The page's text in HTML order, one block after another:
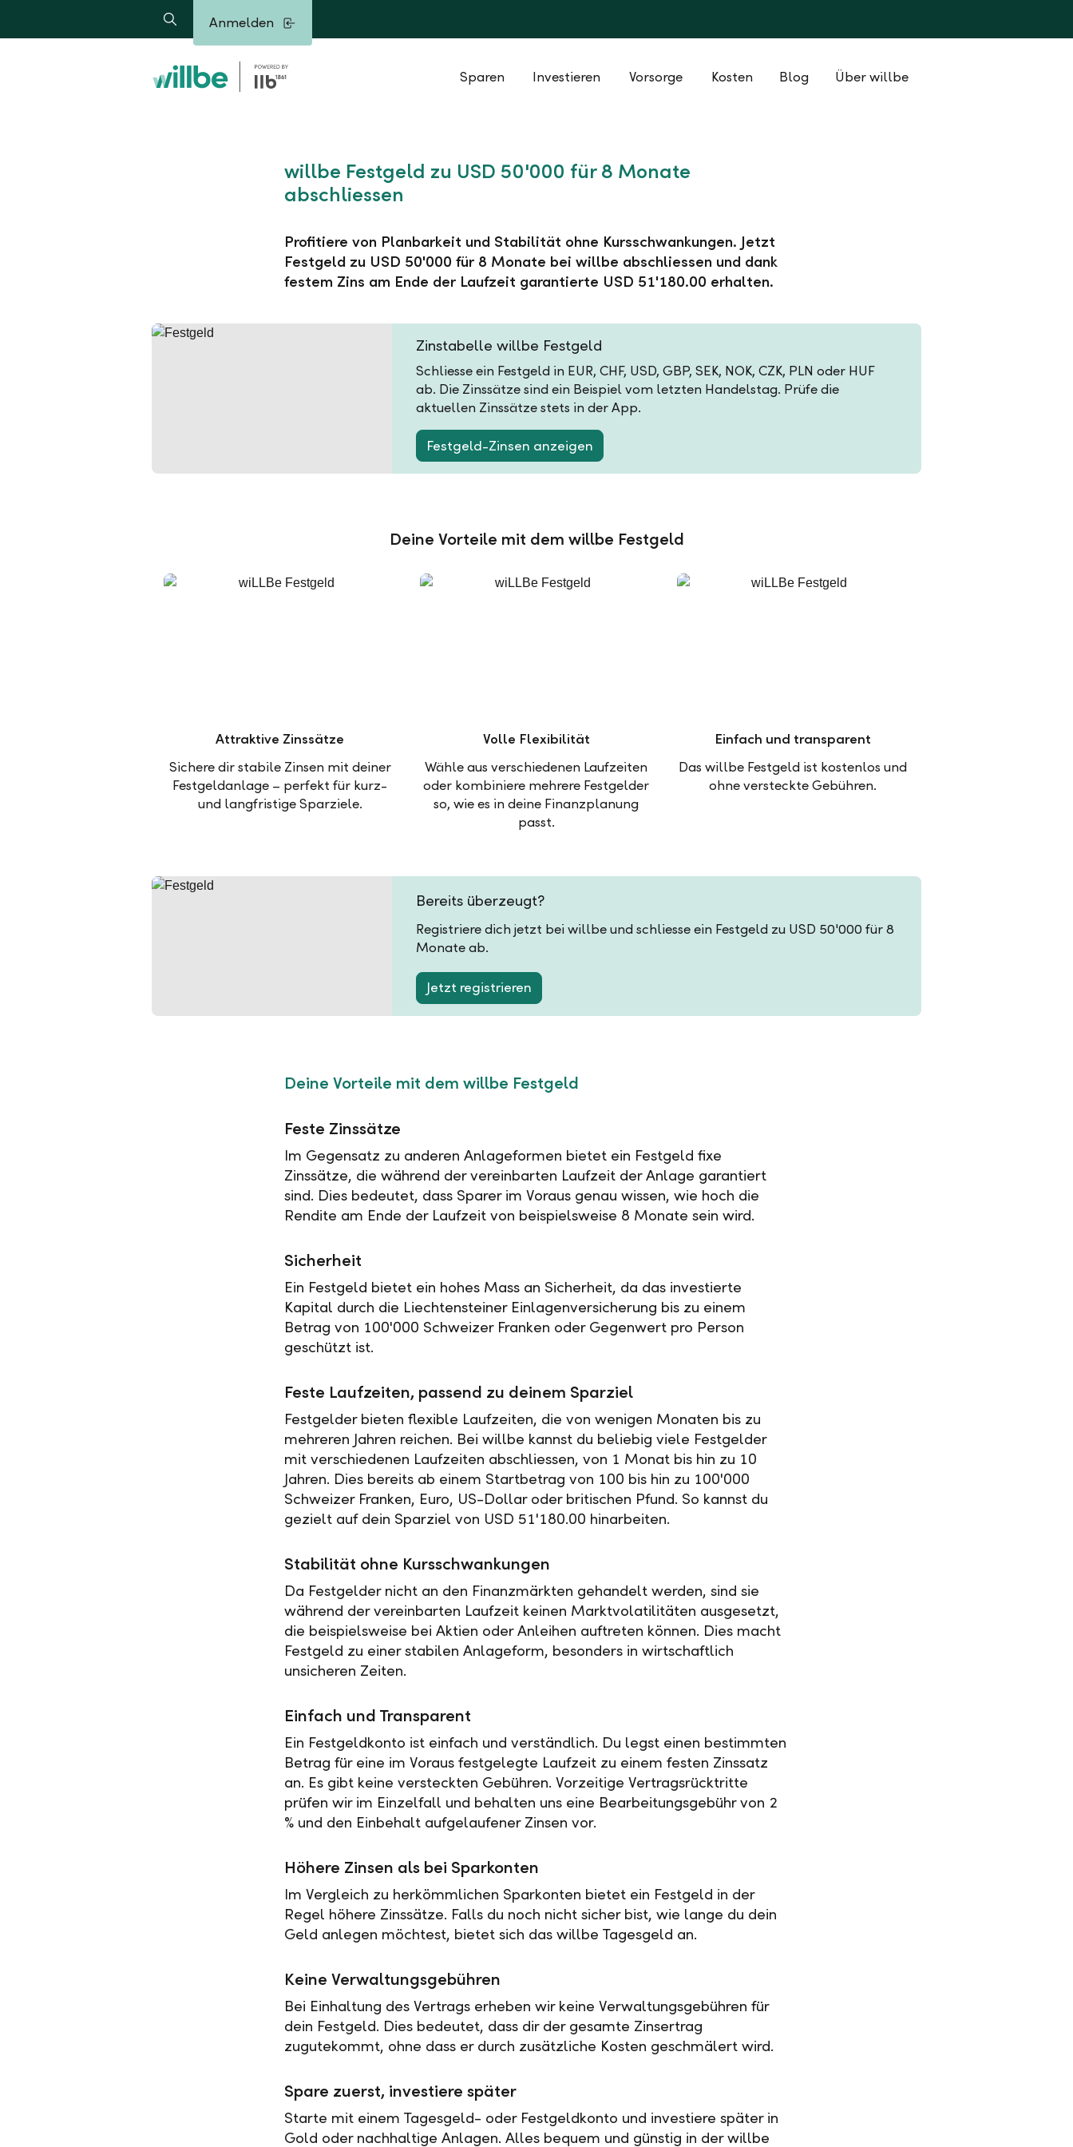
Suche Anmelden
Sparen Investieren Vorsorge Kosten Blog Über willbe
willbe Festgeld zu USD 50'000 für 8 Monate
abschliessen
Profitiere von Planbarkeit und Stabilität ohne Kursschwankungen. Jetzt
Festgeld zu USD 50'000 für 8 Monate bei willbe abschliessen und dank
festem Zins am Ende der Laufzeit garantierte USD 51'180.00 erhalten.
Zinstabelle willbe Festgeld
Schliesse ein Festgeld in EUR, CHF, USD, GBP, SEK, NOK, CZK, PLN oder HUF
ab. Die Zinssätze sind ein Beispiel vom letzten Handelstag. Prüfe die
aktuellen Zinssätze stets in der App.
Festgeld-Zinsen anzeigen
Deine Vorteile mit dem willbe Festgeld
Attraktive Zinssätze
Sichere dir stabile Zinsen mit deiner
Festgeldanlage – perfekt für kurz-
und langfristige Sparziele.
Volle Flexibilität
Wähle aus verschiedenen Laufzeiten
oder kombiniere mehrere Festgelder
so, wie es in deine Finanzplanung
passt.
Einfach und transparent
Das willbe Festgeld ist kostenlos und
ohne versteckte Gebühren.
Bereits überzeugt?
Registriere dich jetzt bei willbe und schliesse ein Festgeld zu USD 50'000 für 8
Monate ab.
Jetzt registrieren
Deine Vorteile mit dem willbe Festgeld
Feste Zinssätze
Im Gegensatz zu anderen Anlageformen bietet ein Festgeld fixe
Zinssätze, die während der vereinbarten Laufzeit der Anlage garantiert
sind. Dies bedeutet, dass Sparer im Voraus genau wissen, wie hoch die
Rendite am Ende der Laufzeit von beispielsweise 8 Monate sein wird.
Sicherheit
Ein Festgeld bietet ein hohes Mass an Sicherheit, da das investierte
Kapital durch die Liechtensteiner Einlagenversicherung bis zu einem
Betrag von 100'000 Schweizer Franken oder Gegenwert pro Person
geschützt ist.
Feste Laufzeiten, passend zu deinem Sparziel
Festgelder bieten flexible Laufzeiten, die von wenigen Monaten bis zu
mehreren Jahren reichen. Bei willbe kannst du beliebig viele Festgelder
mit verschiedenen Laufzeiten abschliessen, von 1 Monat bis hin zu 10
Jahren. Dies bereits ab einem Startbetrag von 100 bis hin zu 100'000
Schweizer Franken, Euro, US-Dollar oder britischen Pfund. So kannst du
gezielt auf dein Sparziel von USD 51'180.00 hinarbeiten.
Stabilität ohne Kursschwankungen
Da Festgelder nicht an den Finanzmärkten gehandelt werden, sind sie
während der vereinbarten Laufzeit keinen Marktvolatilitäten ausgesetzt,
die beispielsweise bei Aktien oder Anleihen auftreten können. Dies macht
Festgeld zu einer stabilen Anlageform, besonders in wirtschaftlich
unsicheren Zeiten.
Einfach und Transparent
Ein Festgeldkonto ist einfach und verständlich. Du legst einen bestimmten
Betrag für eine im Voraus festgelegte Laufzeit zu einem festen Zinssatz
an. Es gibt keine versteckten Gebühren. Vorzeitige Vertragsrücktritte
prüfen wir im Einzelfall und behalten uns eine Bearbeitungsgebühr von 2
% und den Einbehalt aufgelaufener Zinsen vor.
Höhere Zinsen als bei Sparkonten
Im Vergleich zu herkömmlichen Sparkonten bietet ein Festgeld in der
Regel höhere Zinssätze. Falls du noch nicht sicher bist, wie lange du dein
Geld anlegen möchtest, bietet sich das willbe Tagesgeld an.
Keine Verwaltungsgebühren
Bei Einhaltung des Vertrags erheben wir keine Verwaltungsgebühren für
dein Festgeld. Dies bedeutet, dass dir der gesamte Zinsertrag
zugutekommt, ohne dass er durch zusätzliche Kosten geschmälert wird.
Spare zuerst, investiere später
Starte mit einem Tagesgeld- oder Festgeldkonto und investiere später in
Gold oder nachhaltige Anlagen. Alles bequem und günstig in der willbe